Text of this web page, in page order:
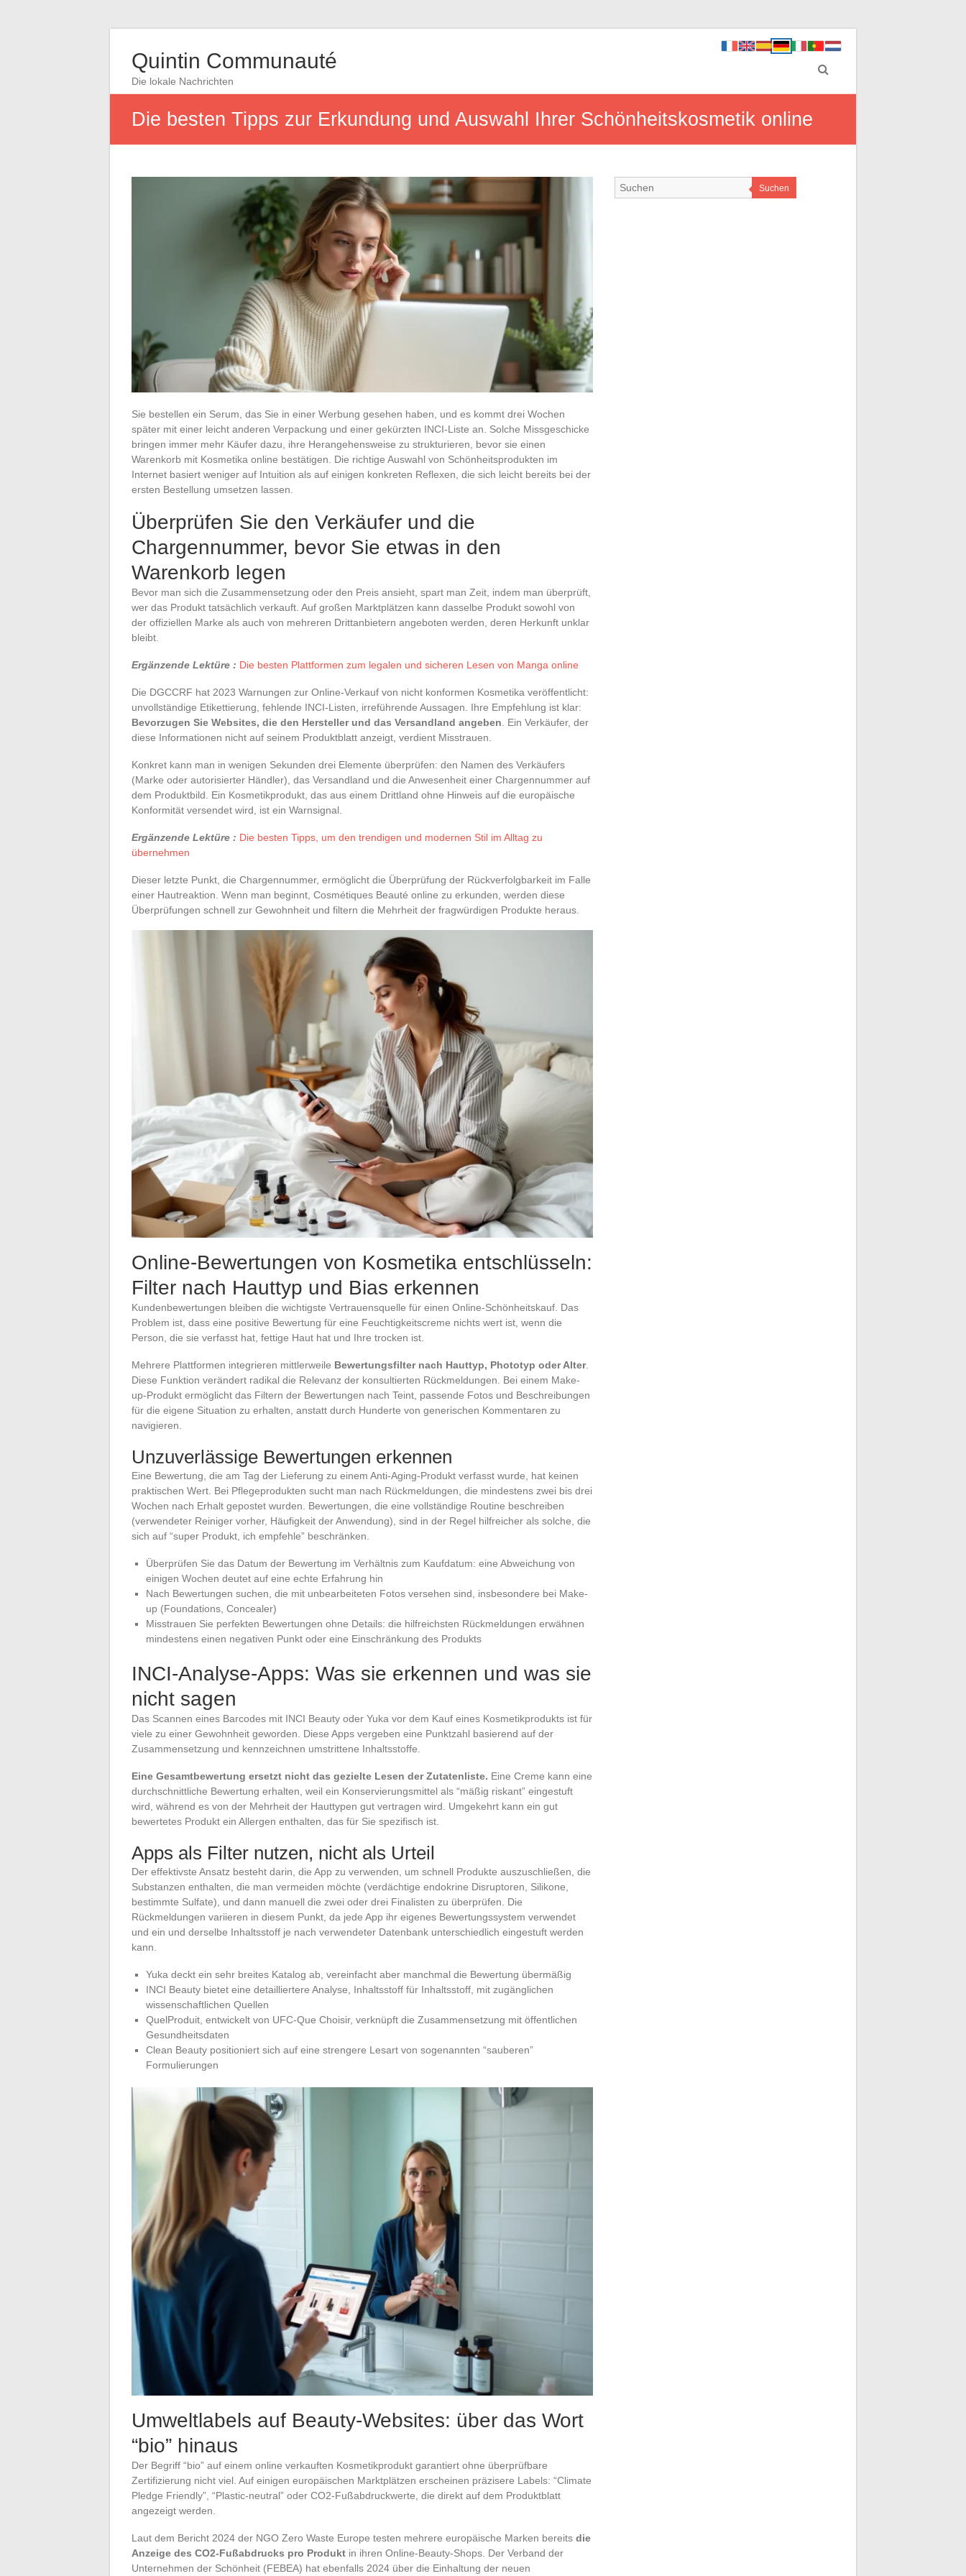
Quintin Communauté
Die lokale Nachrichten
Die besten Tipps zur Erkundung und Auswahl Ihrer Schönheitskosmetik online
Sie bestellen ein Serum, das Sie in einer Werbung gesehen haben, und es kommt drei Wochen
später mit einer leicht anderen Verpackung und einer gekürzten INCI-Liste an. Solche Missgeschicke
bringen immer mehr Käufer dazu, ihre Herangehensweise zu strukturieren, bevor sie einen
Warenkorb mit Kosmetika online bestätigen. Die richtige Auswahl von Schönheitsprodukten im
Internet basiert weniger auf Intuition als auf einigen konkreten Reflexen, die sich leicht bereits bei der
ersten Bestellung umsetzen lassen.
Überprüfen Sie den Verkäufer und die
Chargennummer, bevor Sie etwas in den
Warenkorb legen
Bevor man sich die Zusammensetzung oder den Preis ansieht, spart man Zeit, indem man überprüft,
wer das Produkt tatsächlich verkauft. Auf großen Marktplätzen kann dasselbe Produkt sowohl von
der offiziellen Marke als auch von mehreren Drittanbietern angeboten werden, deren Herkunft unklar
bleibt.
Ergänzende Lektüre : Die besten Plattformen zum legalen und sicheren Lesen von Manga online
Die DGCCRF hat 2023 Warnungen zur Online-Verkauf von nicht konformen Kosmetika veröffentlicht:
unvollständige Etikettierung, fehlende INCI-Listen, irreführende Aussagen. Ihre Empfehlung ist klar:
Bevorzugen Sie Websites, die den Hersteller und das Versandland angeben . Ein Verkäufer, der
diese Informationen nicht auf seinem Produktblatt anzeigt, verdient Misstrauen.
Konkret kann man in wenigen Sekunden drei Elemente überprüfen: den Namen des Verkäufers
(Marke oder autorisierter Händler), das Versandland und die Anwesenheit einer Chargennummer auf
dem Produktbild. Ein Kosmetikprodukt, das aus einem Drittland ohne Hinweis auf die europäische
Konformität versendet wird, ist ein Warnsignal.
Ergänzende Lektüre : Die besten Tipps, um den trendigen und modernen Stil im Alltag zu
übernehmen
Dieser letzte Punkt, die Chargennummer, ermöglicht die Überprüfung der Rückverfolgbarkeit im Falle
einer Hautreaktion. Wenn man beginnt, Cosmétiques Beauté online zu erkunden, werden diese
Überprüfungen schnell zur Gewohnheit und filtern die Mehrheit der fragwürdigen Produkte heraus.
Online-Bewertungen von Kosmetika entschlüsseln:
Filter nach Hauttyp und Bias erkennen
Kundenbewertungen bleiben die wichtigste Vertrauensquelle für einen Online-Schönheitskauf. Das
Problem ist, dass eine positive Bewertung für eine Feuchtigkeitscreme nichts wert ist, wenn die
Person, die sie verfasst hat, fettige Haut hat und Ihre trocken ist.
Mehrere Plattformen integrieren mittlerweile Bewertungsfilter nach Hauttyp, Phototyp oder Alter.
Diese Funktion verändert radikal die Relevanz der konsultierten Rückmeldungen. Bei einem Make-
up-Produkt ermöglicht das Filtern der Bewertungen nach Teint, passende Fotos und Beschreibungen
für die eigene Situation zu erhalten, anstatt durch Hunderte von generischen Kommentaren zu
navigieren.
Unzuverlässige Bewertungen erkennen
Eine Bewertung, die am Tag der Lieferung zu einem Anti-Aging-Produkt verfasst wurde, hat keinen
praktischen Wert. Bei Pflegeprodukten sucht man nach Rückmeldungen, die mindestens zwei bis drei
Wochen nach Erhalt gepostet wurden. Bewertungen, die eine vollständige Routine beschreiben
(verwendeter Reiniger vorher, Häufigkeit der Anwendung), sind in der Regel hilfreicher als solche, die
sich auf “super Produkt, ich empfehle” beschränken.
Überprüfen Sie das Datum der Bewertung im Verhältnis zum Kaufdatum: eine Abweichung von
einigen Wochen deutet auf eine echte Erfahrung hin
Nach Bewertungen suchen, die mit unbearbeiteten Fotos versehen sind, insbesondere bei Make-
up (Foundations, Concealer)
Misstrauen Sie perfekten Bewertungen ohne Details: die hilfreichsten Rückmeldungen erwähnen
mindestens einen negativen Punkt oder eine Einschränkung des Produkts
INCI-Analyse-Apps: Was sie erkennen und was sie
nicht sagen
Das Scannen eines Barcodes mit INCI Beauty oder Yuka vor dem Kauf eines Kosmetikprodukts ist für
viele zu einer Gewohnheit geworden. Diese Apps vergeben eine Punktzahl basierend auf der
Zusammensetzung und kennzeichnen umstrittene Inhaltsstoffe.
Eine Gesamtbewertung ersetzt nicht das gezielte Lesen der Zutatenliste. Eine Creme kann eine
durchschnittliche Bewertung erhalten, weil ein Konservierungsmittel als “mäßig riskant” eingestuft
wird, während es von der Mehrheit der Hauttypen gut vertragen wird. Umgekehrt kann ein gut
bewertetes Produkt ein Allergen enthalten, das für Sie spezifisch ist.
Apps als Filter nutzen, nicht als Urteil
Der effektivste Ansatz besteht darin, die App zu verwenden, um schnell Produkte auszuschließen, die
Substanzen enthalten, die man vermeiden möchte (verdächtige endokrine Disruptoren, Silikone,
bestimmte Sulfate), und dann manuell die zwei oder drei Finalisten zu überprüfen. Die
Rückmeldungen variieren in diesem Punkt, da jede App ihr eigenes Bewertungssystem verwendet
und ein und derselbe Inhaltsstoff je nach verwendeter Datenbank unterschiedlich eingestuft werden
kann.
Yuka deckt ein sehr breites Katalog ab, vereinfacht aber manchmal die Bewertung übermäßig
INCI Beauty bietet eine detailliertere Analyse, Inhaltsstoff für Inhaltsstoff, mit zugänglichen
wissenschaftlichen Quellen
QuelProduit, entwickelt von UFC-Que Choisir, verknüpft die Zusammensetzung mit öffentlichen
Gesundheitsdaten
Clean Beauty positioniert sich auf eine strengere Lesart von sogenannten “sauberen”
Formulierungen
Umweltlabels auf Beauty-Websites: über das Wort
“bio” hinaus
Der Begriff “bio” auf einem online verkauften Kosmetikprodukt garantiert ohne überprüfbare
Zertifizierung nicht viel. Auf einigen europäischen Marktplätzen erscheinen präzisere Labels: “Climate
Pledge Friendly”, “Plastic-neutral” oder CO2-Fußabdruckwerte, die direkt auf dem Produktblatt
angezeigt werden.
Laut dem Bericht 2024 der NGO Zero Waste Europe testen mehrere europäische Marken bereits die
Anzeige des CO2-Fußabdrucks pro Produkt in ihren Online-Beauty-Shops. Der Verband der
Unternehmen der Schönheit (FEBEA) hat ebenfalls 2024 über die Einhaltung der neuen
Suchen